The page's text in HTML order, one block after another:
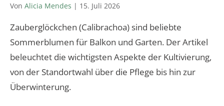
Von Alicia Mendes | 15. Juli 2026
Zauberglöckchen (Calibrachoa) sind beliebte
Sommerblumen für Balkon und Garten. Der Artikel
beleuchtet die wichtigsten Aspekte der Kultivierung,
von der Standortwahl über die Pflege bis hin zur
Überwinterung.